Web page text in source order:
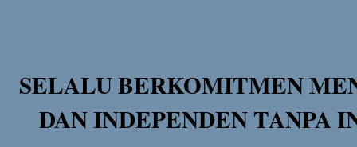
SELALU BERKOMITMEN
DAN INDEPENDEN TANPA